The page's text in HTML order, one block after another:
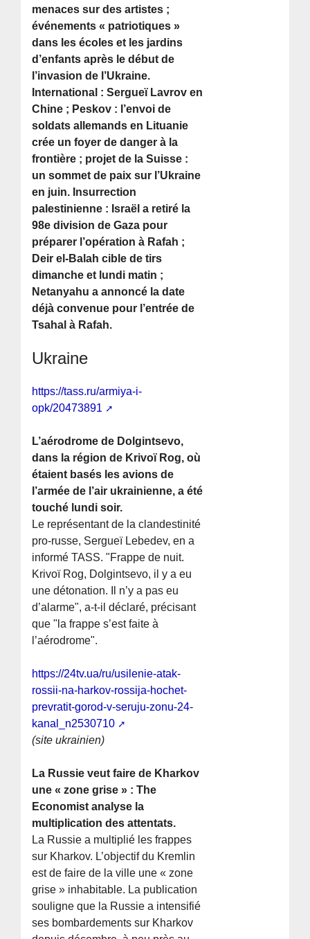
menaces sur des artistes ;
événements « patriotiques »
dans les écoles et les jardins
d’enfants après le début de
l’invasion de l’Ukraine.
International : Sergueï Lavrov en
Chine ; Peskov : l’envoi de
soldats allemands en Lituanie
crée un foyer de danger à la
frontière ; projet de la Suisse :
un sommet de paix sur l’Ukraine
en juin. Insurrection
palestinienne : Israël a retiré la
98e division de Gaza pour
préparer l’opération à Rafah ;
Deir el-Balah cible de tirs
dimanche et lundi matin ;
Netanyahu a annoncé la date
déjà convenue pour l’entrée de
Tsahal à Rafah.
Ukraine
https://tass.ru/armiya-i-
opk/20473891
L’aérodrome de Dolgintsevo,
dans la région de Krivoï Rog, où
étaient basés les avions de
l’armée de l’air ukrainienne, a été
touché lundi soir.
Le représentant de la clandestinité
pro-russe, Sergueï Lebedev, en a
informé TASS. "Frappe de nuit.
Krivoï Rog, Dolgintsevo, il y a eu
une détonation. Il n’y a pas eu
d’alarme", a-t-il déclaré, précisant
que "la frappe s’est faite à
l’aérodrome".
https://24tv.ua/ru/usilenie-atak-
rossii-na-harkov-rossija-hochet-
prevratit-gorod-v-seruju-zonu-24-
kanal_n2530710
(site ukrainien)
La Russie veut faire de Kharkov
une « zone grise » : The
Economist analyse la
multiplication des attentats.
La Russie a multiplié les frappes
sur Kharkov. L’objectif du Kremlin
est de faire de la ville une « zone
grise » inhabitable. La publication
souligne que la Russie a intensifié
ses bombardements sur Kharkov